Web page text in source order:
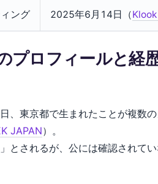
ング 2025年6月14日（
プロフィールと経
、東京都で生まれたことが複数
JAPAN）。
とされるが、公には確認されて